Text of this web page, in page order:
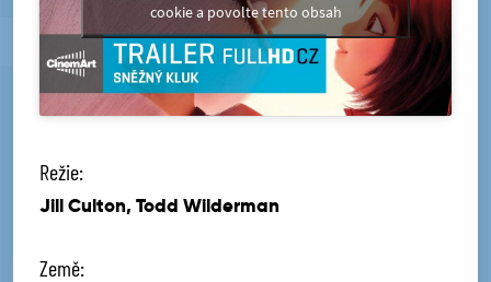
cookie a povolte tento obsah
Režie:
Jill Culton, Todd Wilderman
Země: